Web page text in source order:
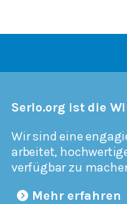
Serlo.org ist die
Wir sind eine
arbeitet,
verfügbar zu
Mehr erfahren